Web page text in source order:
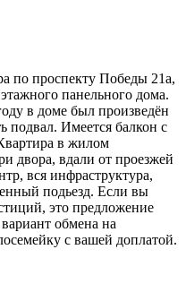
по проспекту Победы 21а,
панельного дома.
в доме был произведён
подвал. Имеется балкон с
в жилом
двора, вдали от проезжей
вся инфраструктура,
подьезд. Если вы
это предложение
обмена на
с вашей доплатой.